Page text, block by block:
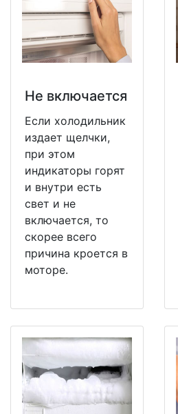
Не включается
Если холодильник
издает щелчки,
при этом
индикаторы горят
и внутри есть
свет и не
включается, то
скорее всего
причина кроется в
моторе.